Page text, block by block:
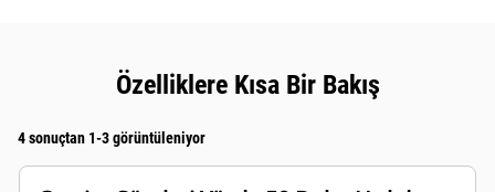
Özelliklere Kısa Bir Bakış
4 sonuçtan 1-3 görüntüleniyor